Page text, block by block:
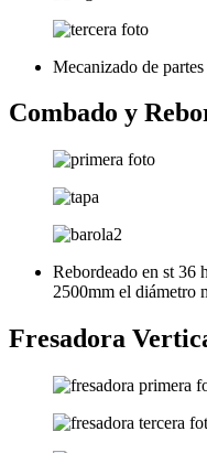
Mecanizado de
Combado y
Rebordeado en st 36
2500mm el diámetro
Fresadora